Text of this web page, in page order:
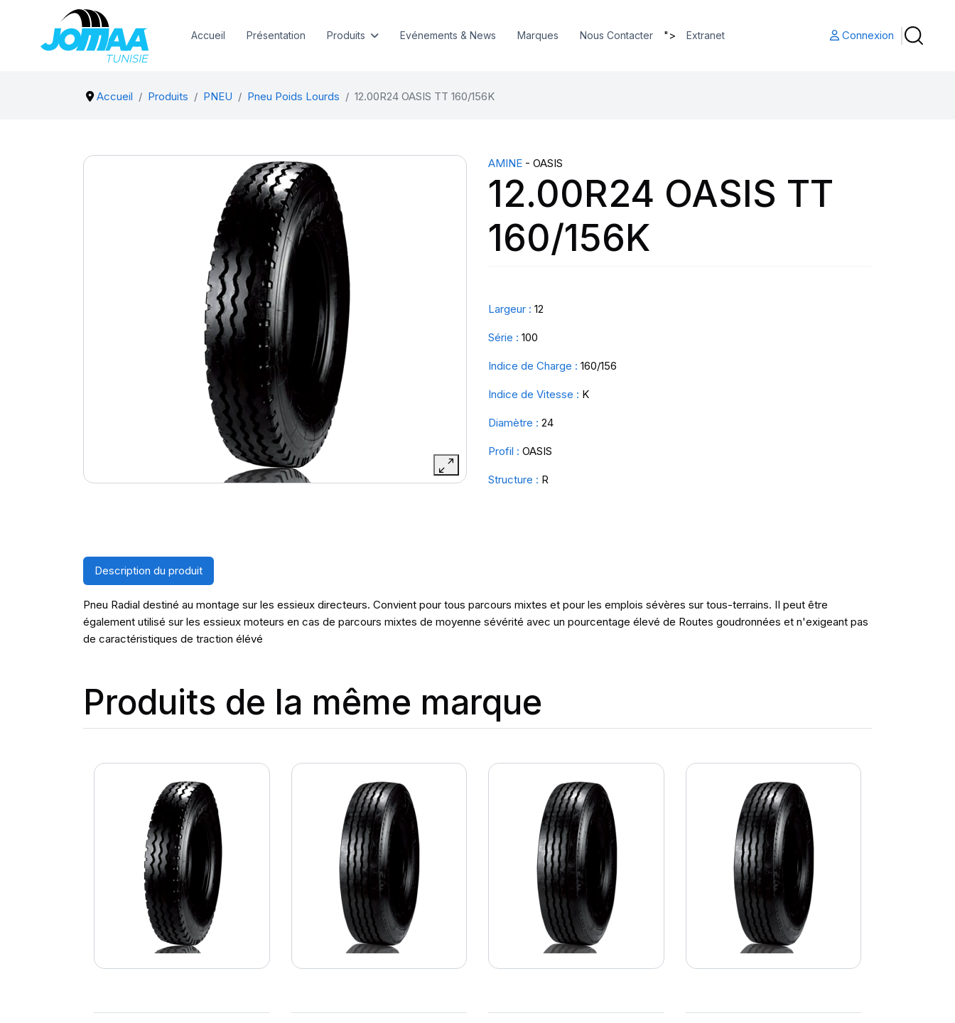
Accueil Présentation Produits Evénements & News Marques Nous Contacter "> Extranet Connexion
Accueil Produits PNEU Pneu Poids Lourds 12.00R24 OASIS TT 160/156K
AMINE - OASIS
12.00R24 OASIS TT
160/156K
Largeur : 12
Série : 100
Indice de Charge : 160/156
Indice de Vitesse : K
Diamètre : 24
Profil : OASIS
Structure : R
Description du produit
Pneu Radial destiné au montage sur les essieux directeurs. Convient pour tous parcours mixtes et pour les emplois sévères sur tous-terrains. II peut être
également utilisé sur les essieux moteurs en cas de parcours mixtes de moyenne sévérité avec un pourcentage élevé de Routes goudronnées et n'exigeant pas
de caractéristiques de traction élévé
Produits de la même marque